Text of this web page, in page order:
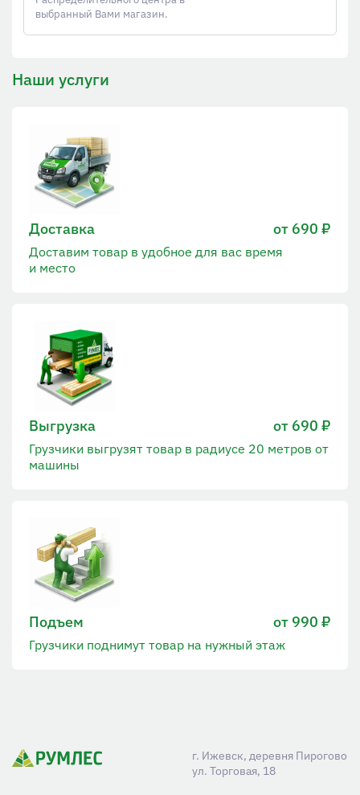
выбранный Вами магазин.
Наши услуги
Доставка от 690 ₽
Доставим товар в удобное для вас время
и место
Выгрузка от 690 ₽
Грузчики выгрузят товар в радиусе 20 метров от
машины
Подъем от 990 ₽
Грузчики поднимут товар на нужный этаж
г. Ижевск, деревня Пирогово
ул. Торговая, 18